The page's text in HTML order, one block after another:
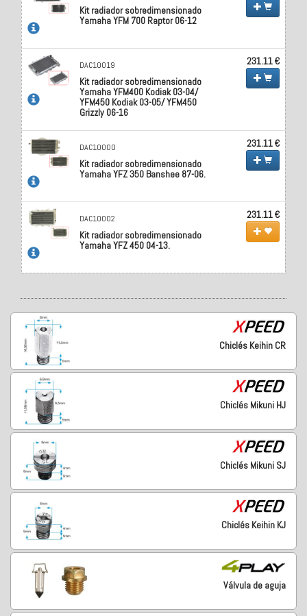
Kit radiador sobredimensionado
Yamaha YFM 700 Raptor 06-12
DAC10019
Kit radiador sobredimensionado
Yamaha YFM400 Kodiak 03-04/
YFM450 Kodiak 03-05/ YFM450
Grizzly 06-16
231.11 €
DAC10000
Kit radiador sobredimensionado
Yamaha YFZ 350 Banshee 87-06.
231.11 €
DAC10002
Kit radiador sobredimensionado
Yamaha YFZ 450 04-13.
231.11 €
Chiclés Keihin CR
Chiclés Mikuni HJ
Chiclés Mikuni SJ
Chiclés Keihin KJ
Válvula de aguja